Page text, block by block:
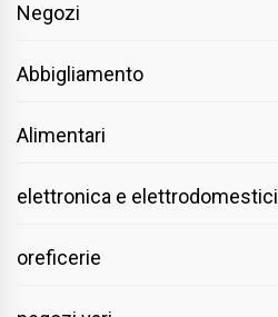
Negozi
Abbigliamento
Alimentari
elettronica e elettrodomestici
oreficerie